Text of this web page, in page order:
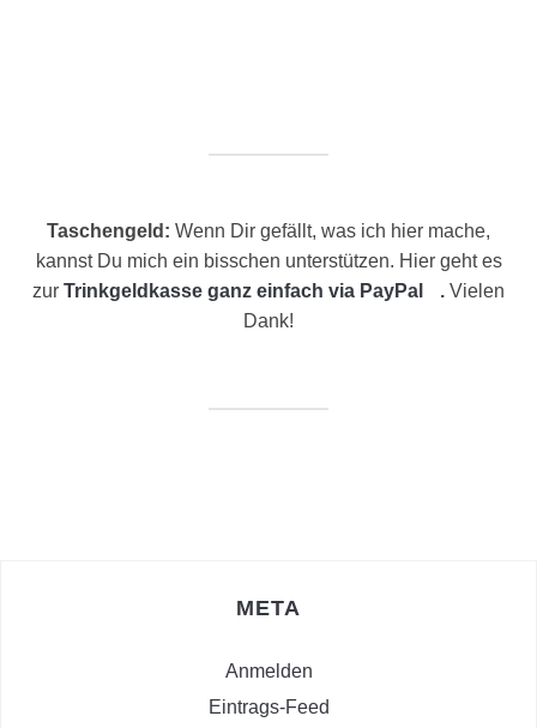
Taschengeld: Wenn Dir gefällt, was ich hier mache,
kannst Du mich ein bisschen unterstützen. Hier geht es
zur Trinkgeldkasse ganz einfach via PayPal .Vielen
Dank!
META
Anmelden
Eintrags-Feed